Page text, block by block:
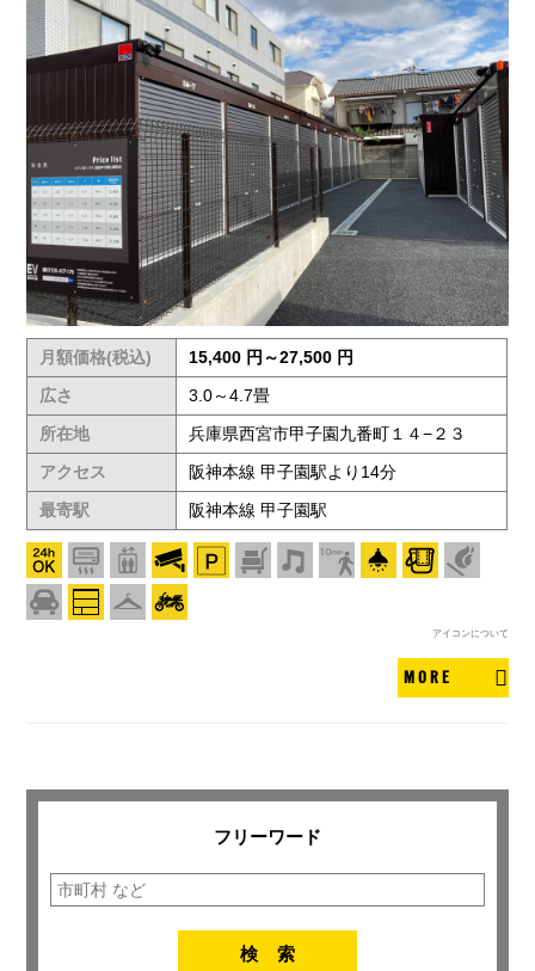
月額価格(税込)
15,400 円～27,500 円
広さ
3.0～4.7畳
所在地
兵庫県西宮市甲子園九番町１４−２３
アクセス
阪神本線 甲子園駅より14分
最寄駅
阪神本線 甲子園駅
アイコンについて
MORE
フリーワード